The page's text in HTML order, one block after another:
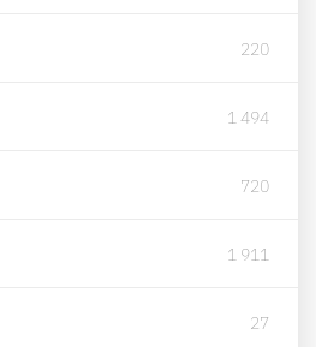
220
1 494
720
1 911
27